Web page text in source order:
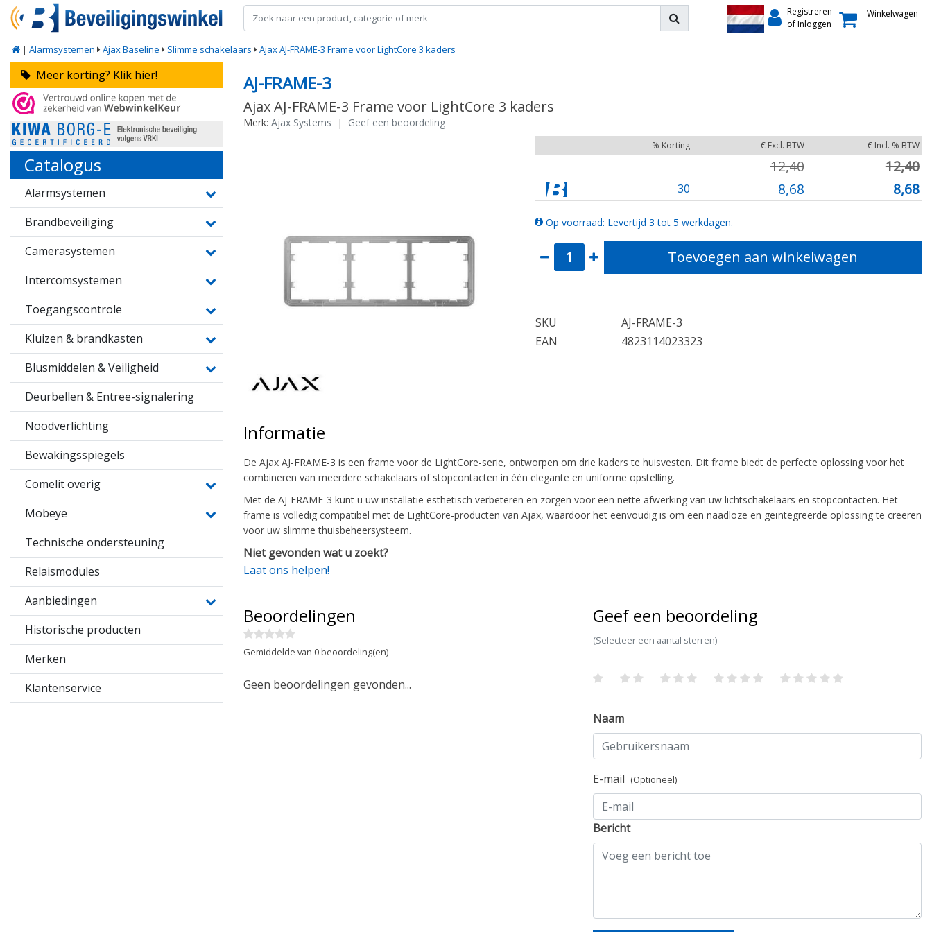
Registreren
of Inloggen
Winkelwagen
| Alarmsystemen Ajax Baseline Slimme schakelaars Ajax AJ-FRAME-3 Frame voor LightCore 3 kaders
Meer korting? Klik hier!
Catalogus
Alarmsystemen
Brandbeveiliging
Camerasystemen
Intercomsystemen
Toegangscontrole
Kluizen & brandkasten
Blusmiddelen & Veiligheid
Deurbellen & Entree-signalering
Noodverlichting
Bewakingsspiegels
Comelit overig
Mobeye
Technische ondersteuning
Relaismodules
Aanbiedingen
Historische producten
Merken
Klantenservice
AJ-FRAME-3
Ajax AJ-FRAME-3 Frame voor LightCore 3 kaders
Merk: Ajax Systems | Geef een beoordeling
% Korting € Excl. BTW € Incl. % BTW
12,40 12,40
30 8,68 8,68
Op voorraad: Levertijd 3 tot 5 werkdagen.
Toevoegen aan winkelwagen
SKU
AJ-FRAME-3
EAN
4823114023323
Informatie
De Ajax AJ-FRAME-3 is een frame voor de LightCore-serie, ontworpen om drie kaders te huisvesten. Dit frame biedt de perfecte oplossing voor het
combineren van meerdere schakelaars of stopcontacten in één elegante en uniforme opstelling.
Met de AJ-FRAME-3 kunt u uw installatie esthetisch verbeteren en zorgen voor een nette afwerking van uw lichtschakelaars en stopcontacten. Het
frame is volledig compatibel met de LightCore-producten van Ajax, waardoor het eenvoudig is om een naadloze en geïntegreerde oplossing te creëren
voor uw slimme thuisbeheersysteem.
Niet gevonden wat u zoekt?
Laat ons helpen!
Beoordelingen
Gemiddelde van 0 beoordeling(en)
Geen beoordelingen gevonden...
Geef een beoordeling
(Selecteer een aantal sterren)
Naam
E-mail (Optioneel)
Bericht